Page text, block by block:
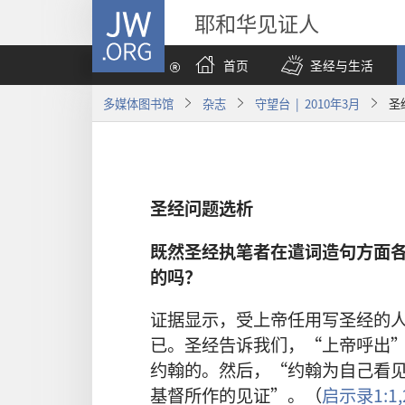
JW.ORG 耶和华见证人
首页 圣经与生活
多媒体图书馆 杂志 守望台 | 2010年3月 圣
圣经问题选析
既然圣经执笔者在遣词造句方面
的吗？
证据显示，受上帝任用写圣经的
已。圣经告诉我们，“上帝呼
约翰的。然后，“约翰为自己看
基督所作的见证”。（启示录